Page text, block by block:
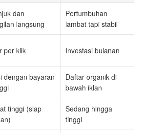
dan
langsung
Pertumbuhan
lambat tapi stabil
per klik Investasi bulanan
dengan bayaran
Daftar organik di
bawah iklan
tinggi (siap
Sedang hingga
tinggi